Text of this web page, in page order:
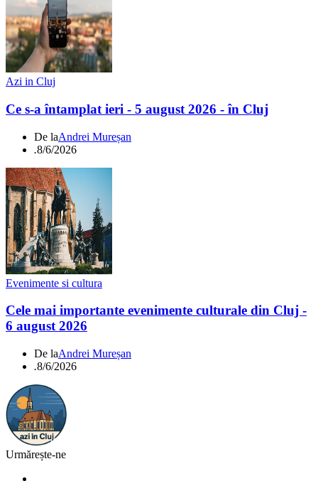
Azi in Cluj
Ce s-a întamplat ieri - 5 august 2026 - în Cluj
De laAndrei Mureșan
.8/6/2026
Evenimente si cultura
Cele mai importante evenimente culturale din Cluj -
6 august 2026
De laAndrei Mureșan
.8/6/2026
Urmărește-ne